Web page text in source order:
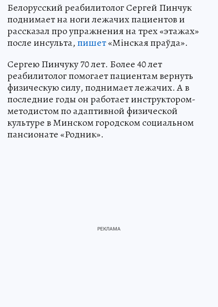
Белорусский реабилитолог Сергей Пинчук
поднимает на ноги лежачих пациентов и
рассказал про упражнения на трех «этажах»
после инсульта,пишет«Мiнская праўда».
Сергею Пинчуку 70 лет. Более 40 лет
реабилитолог помогает пациентам вернуть
физическую силу, поднимает лежачих. А в
последние годы он работает инструктором-
методистом по адаптивной физической
культуре в Минском городском социальном
пансионате «Родник».